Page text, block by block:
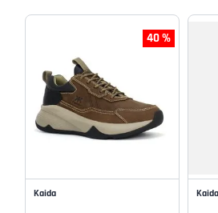
40 %
Kaida Kaida